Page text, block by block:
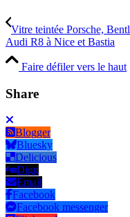
Vitre teintée Porsche,
Audi R8 à Nice et Bastia
Faire défiler vers le haut
Share
Blogger
Bluesky
Delicious
Digg
Email
Facebook
Facebook messenger